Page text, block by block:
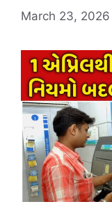
March 23, 2026